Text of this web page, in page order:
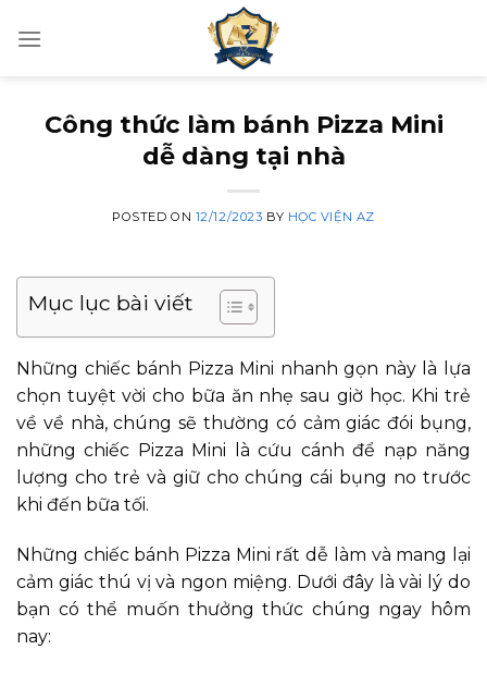
Công thức làm bánh Pizza Mini
dễ dàng tại nhà
POSTED ON 12/12/2023 BY HỌC VIỆN AZ
Mục lục bài viết
Những chiếc bánh Pizza Mini nhanh gọn này là lựa
chọn tuyệt vời cho bữa ăn nhẹ sau giờ học. Khi trẻ
về về nhà, chúng sẽ thường có cảm giác đói bụng,
những chiếc Pizza Mini là cứu cánh để nạp năng
lượng cho trẻ và giữ cho chúng cái bụng no trước
khi đến bữa tối.
Những chiếc bánh Pizza Mini rất dễ làm và mang lại
cảm giác thú vị và ngon miệng. Dưới đây là vài lý do
bạn có thể muốn thưởng thức chúng ngay hôm
nay: